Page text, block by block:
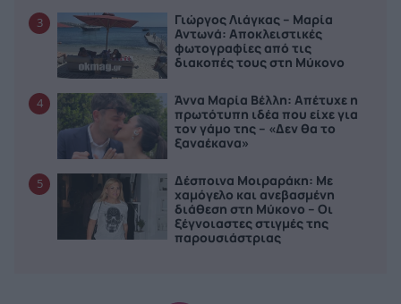
3
Γιώργος Λιάγκας – Μαρία
Αντωνά: Αποκλειστικές
φωτογραφίες από τις
διακοπές τους στη Μύκονο
4
Άννα Μαρία Βέλλη: Απέτυχε η
πρωτότυπη ιδέα που είχε για
τον γάμο της – «Δεν θα το
ξαναέκανα»
5
Δέσποινα Μοιραράκη: Με
χαμόγελο και ανεβασμένη
διάθεση στη Μύκονο – Οι
ξέγνοιαστες στιγμές της
παρουσιάστριας